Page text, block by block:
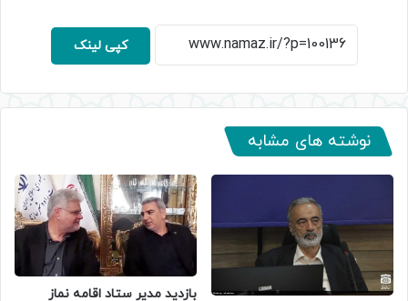
کپی لینک
نوشته های مشابه
بازدید مدیر ستاد اقامه نماز